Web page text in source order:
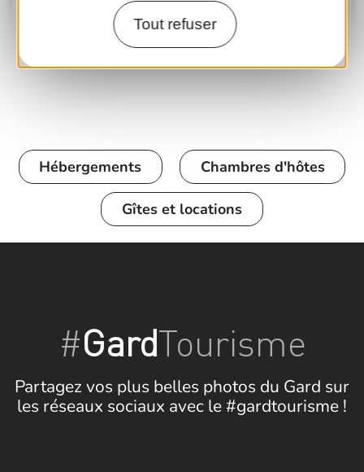
Tout refuser
Animaux acceptés Accès Internet Wifi
Plus de résultats
Hébergements Chambres d'hôtes
Gîtes et locations
#GardTourisme
Partagez vos plus belles photos du Gard sur
les réseaux sociaux avec le #gardtourisme !